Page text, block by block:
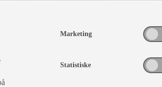
Sætter gode rammer
Marketing
Statistiske